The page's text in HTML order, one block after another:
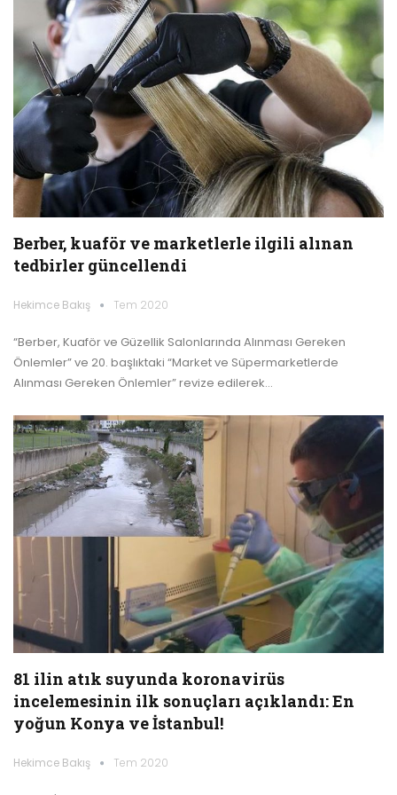
Berber, kuaför ve marketlerle ilgili alınan
tedbirler güncellendi
Hekimce Bakış Tem 2020
“Berber, Kuaför ve Güzellik Salonlarında Alınması Gereken
Önlemler” ve 20. başlıktaki “Market ve Süpermarketlerde
Alınması Gereken Önlemler” revize edilerek…
81 ilin atık suyunda koronavirüs
incelemesinin ilk sonuçları açıklandı: En
yoğun Konya ve İstanbul!
Hekimce Bakış Tem 2020